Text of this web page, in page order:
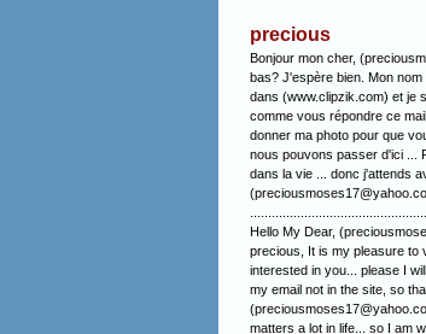
precious
Bonjour mon cher,
bas? J'espère bien. Mon
dans (www.clipzik.com) et je
comme vous répondre ce
donner ma photo pour que
nous pouvons passer d'ici ...
dans la vie ... donc j'attends
Hello My Dear,
precious, It is my pleasure to
interested in you... please I
my email not in the site, so
matters a lot in life... so I am